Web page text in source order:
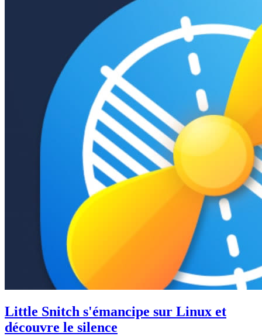
Little Snitch s'émancipe sur Linux et
découvre le silence